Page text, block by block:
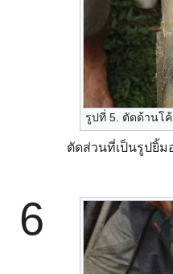
รูปที่ 5. ตัดด้านโ
ตัดส่วนที่เป็นรูปยิ้
6